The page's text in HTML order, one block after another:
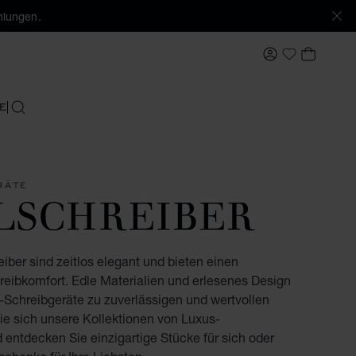
MEIN KONTO
My Wishlist
MEIN
SUCHEN
sind zeitlos elegant und bieten einen
Edle Materialien und erlesenes Design
zu zuverlässigen und wertvollen
sich unsere Kollektionen von Luxus-
entdecken Sie einzigartige Stücke für sich oder